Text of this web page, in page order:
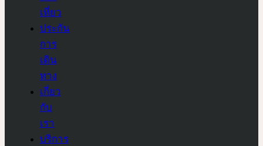
เที่ยว
ประกัน
การ
เดิน
ทาง
เกี่ยว
กับ
เรา
บริการ